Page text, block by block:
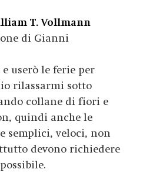
T. Vollmann
di Gianni
userò le ferie per
rilassarmi sotto
collane di fiori e
quindi anche le
semplici, veloci, non
devono richiedere